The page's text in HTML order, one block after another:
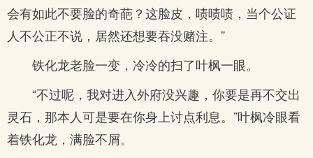
会有如此不要脸的奇葩？这脸皮，啧啧啧，当个公证
人不公正不说，居然还想要吞没赌注。”
铁化龙老脸一变，冷冷的扫了叶枫一眼。
“不过呢，我对进入外府没兴趣，你要是再不交出
灵石，那本人可是要在你身上讨点利息。”叶枫冷眼看
着铁化龙，满脸不屑。